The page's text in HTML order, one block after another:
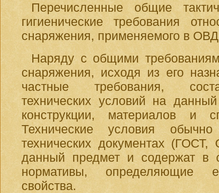
Перечисленные общие
гигиенические требования
снаряжения, применяемого в
Наряду с общими
снаряжения, исходя из его
частные требования,
технических условий на
конструкции, материалов и
Технические условия
технических документах
данный предмет и содержат в
нормативы, определяющие
свойства.